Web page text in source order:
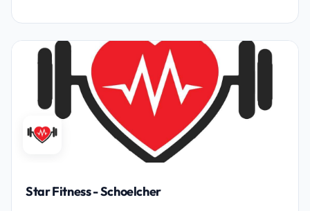
Star Fitness - Schoelcher